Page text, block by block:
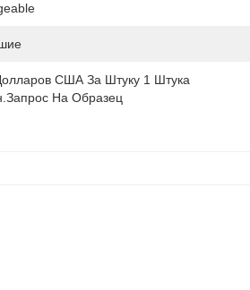
США За Штуку 1 Штука
На Образец